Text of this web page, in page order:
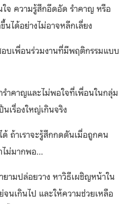
ใจ ความรู้สึกอึดอัด รำคาญ หรือ
นได้อย่างไม่อาจหลีกเลี่ยง
อบเพื่อนร่วมงานที่มีพฤติกรรมแบบ
รำคาญและไม่พอใจที่เพื่อนในกลุ่ม
นเรื่องใหญ่เกินจริง
ด้ ถ้าเราจะรู้สึกกดดันเมื่อถูกคน
ม่มากพอ…
ยามปล่อยวาง หาวิธีเผชิญหน้าใน
จนเกินไป และให้ความช่วยเหลือ